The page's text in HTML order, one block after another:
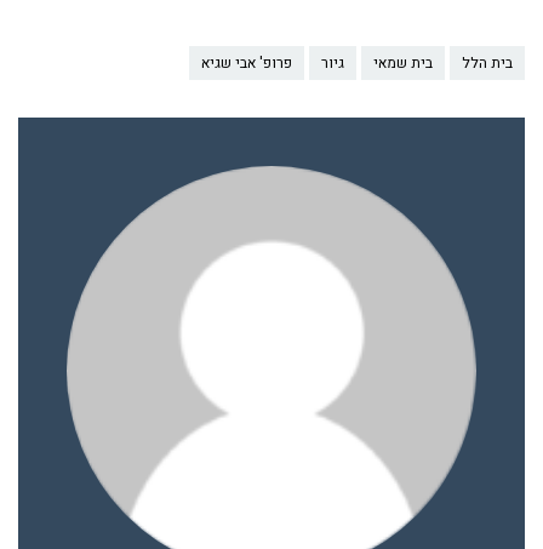
בית הלל בית שמאי גיור פרופ' אבי שגיא